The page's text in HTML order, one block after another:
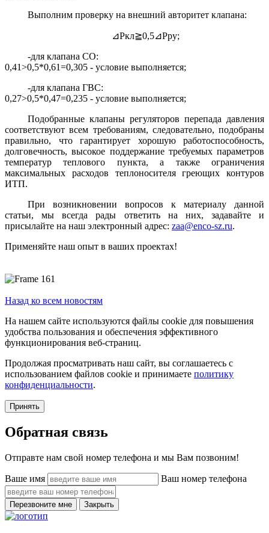
Выполним проверку на внешний авторитет клапана:
⊿Ркл≧0,5⊿Pру;
-для клапана СО:
0,41>0,5*0,61=0,305 - условие выполняется;
-для клапана ГВС:
0,27>0,5*0,47=0,235 - условие выполняется;
Подобранные клапаны регуляторов перепада давления
соответствуют всем требованиям, следовательно, подобраны
правильно, что гарантирует хорошую работоспособность,
долговечность, высокое поддержание требуемых параметров
температур теплового пункта, а также ограничения
максимальных расходов теплоносителя греющих контуров
ИТП.
При возникновении вопросов к материалу данной
статьи, мы всегда рады ответить на них, задавайте и
присылайте на наш электронный адрес: zaa@enco-sz.ru.
Применяйте наш опыт в ваших проектах!
Назад ко всем новостям
На нашем сайте используются файлы cookie для повышения
удобства пользования и обеспечения эффективного
функционирования веб-страниц.
Продолжая просматривать наш сайт, вы соглашаетесь с
использованием файлов cookie и принимаете политику
конфиденциальности.
Принять
Обратная связь
Отправте нам свой номер телефона и мы Вам позвоним!
Ваше имя Ваш номер телефона
Перезвоните мне Закрыть